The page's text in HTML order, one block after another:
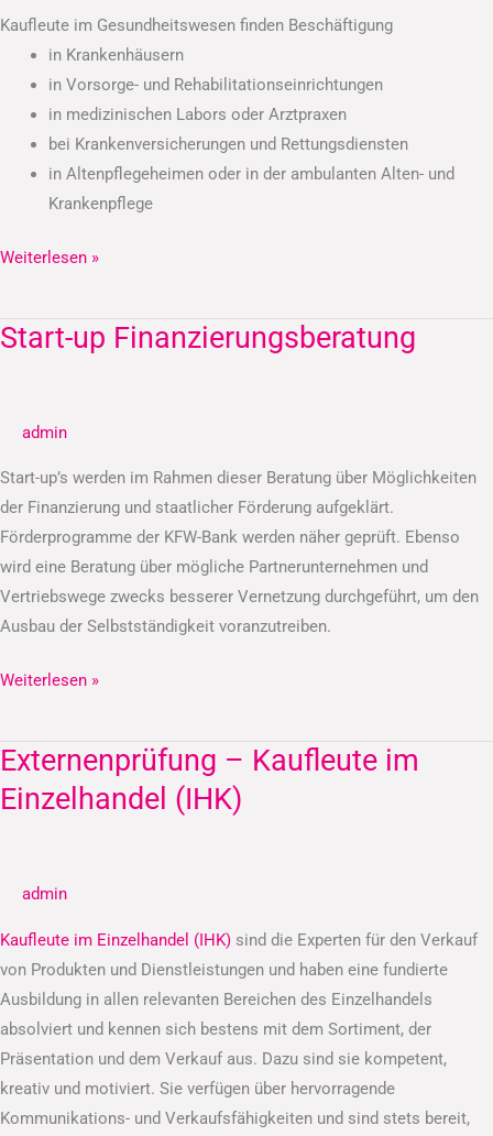
Kaufleute im Gesundheitswesen finden Beschäftigung
in Krankenhäusern
in Vorsorge- und Rehabilitationseinrichtungen
in medizinischen Labors oder Arztpraxen
bei Krankenversicherungen und Rettungsdiensten
in Altenpflegeheimen oder in der ambulanten Alten- und
Krankenpflege
Weiterlesen »
Start-up Finanzierungsberatung
admin
Start-up’s werden im Rahmen dieser Beratung über Möglichkeiten
der Finanzierung und staatlicher Förderung aufgeklärt.
Förderprogramme der KFW-Bank werden näher geprüft. Ebenso
wird eine Beratung über mögliche Partnerunternehmen und
Vertriebswege zwecks besserer Vernetzung durchgeführt, um den
Ausbau der Selbstständigkeit voranzutreiben.
Start-
Weiterlesen »
Externenprüfung – Kaufleute im
Einzelhandel (IHK)
admin
Kaufleute im Einzelhandel (IHK) sind die Experten für den Verkauf
von Produkten und Dienstleistungen und haben eine fundierte
Ausbildung in allen relevanten Bereichen des Einzelhandels
absolviert und kennen sich bestens mit dem Sortiment, der
Präsentation und dem Verkauf aus. Dazu sind sie kompetent,
kreativ und motiviert. Sie verfügen über hervorragende
Kommunikations- und Verkaufsfähigkeiten und sind stets bereit,
Externenprüfung
–
Kaufleute
(IHK)